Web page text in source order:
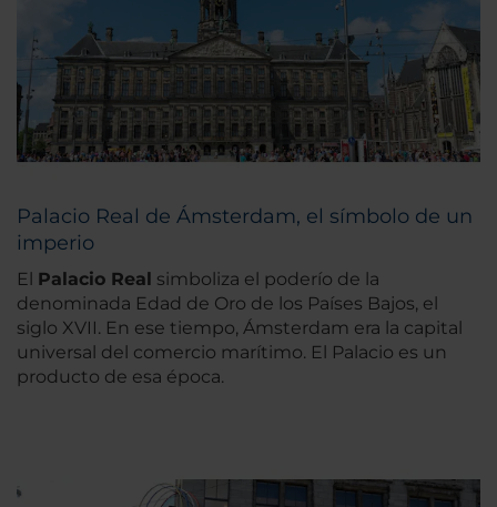
Palacio Real de Ámsterdam, el símbolo de un
imperio
El Palacio Real simboliza el poderío de la
denominada Edad de Oro de los Países Bajos, el
siglo XVII. En ese tiempo, Ámsterdam era la capital
universal del comercio marítimo. El Palacio es un
producto de esa época.